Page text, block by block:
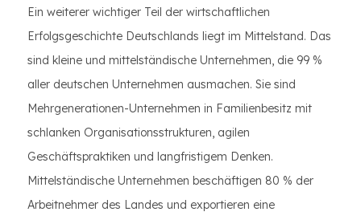
Ein weiterer wichtiger Teil der wirtschaftlichen
Erfolgsgeschichte Deutschlands liegt im Mittelstand. Das
sind kleine und mittelständische Unternehmen, die 99 %
aller deutschen Unternehmen ausmachen. Sie sind
Mehrgenerationen-Unternehmen in Familienbesitz mit
schlanken Organisationsstrukturen, agilen
Geschäftspraktiken und langfristigem Denken.
Mittelständische Unternehmen beschäftigen 80 % der
Arbeitnehmer des Landes und exportieren eine